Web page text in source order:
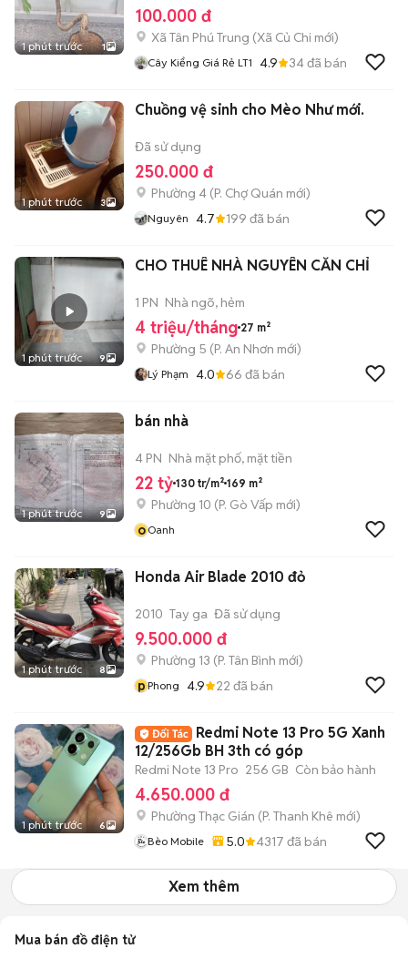
1 phút trước 1
100.000 đ
Xã Tân Phú Trung (Xã Củ Chi mới)
Cây Kiểng Giá Rẻ LT1 4.9 34đã bán
1 phút trước 3
Chuồng vệ sinh cho Mèo Như mới.
Đã sử dụng
250.000 đ
Phường 4 (P. Chợ Quán mới)
Nguyên 4.7 199 đã bán
1 phút trước 9
CHO THUÊ NHÀ NGUYÊN CĂN CHỈ
1 PN Nhà ngõ, hẻm
4 triệu/tháng 27 m²
Phường 5 (P. An Nhơn mới)
Lý Phạm 4.0 66 đã bán
1 phút trước 9
bán nhà
4 PN Nhà mặt phố, mặt tiền
22 tỷ 130 tr/m² 169 m²
Phường 10 (P. Gò Vấp mới)
oOanh
1 phút trước 8
Honda Air Blade 2010 đỏ
2010 Tay ga Đã sử dụng
9.500.000 đ
Phường 13 (P. Tân Bình mới)
pPhong 4.9 22 đã bán
1 phút trước 6
Redmi Note 13 Pro 5G Xanh
12/256Gb BH 3th có góp
Redmi Note 13 Pro 256 GB Còn bảo hành
4.650.000 đ
Phường Thạc Gián (P. Thanh Khê mới)
Bèo Mobile 5.0 4317 đã bán
Xem thêm
Mua bán đồ điện tử